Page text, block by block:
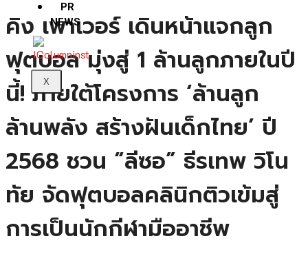
PR
NEWS
X
คิง เพาเวอร์ เดินหน้าแจกลูก
ฟุตบอล มุ่งสู่ 1 ล้านลูกภายในปี
นี้! ภายใต้โครงการ ‘ล้านลูก
ล้านพลัง สร้างฝันเด็กไทย’ ปี
2568 ชวน “ลีซอ” ธีรเทพ วิโน
ทัย จัดฟุตบอลคลินิกติวเข้มสู่
การเป็นนักกีฬามืออาชีพ